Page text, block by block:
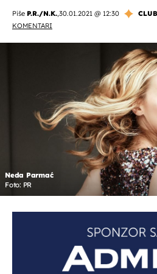
Piše P.R./N.K.,30.01.2021 @ 12:30
KOMENTARI
Neda Parmać
Foto: PR
OMOGUĆI